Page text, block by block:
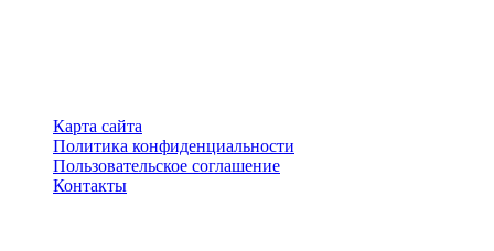
Карта сайта
Политика конфиденциальности
Пользовательское соглашение
Контакты